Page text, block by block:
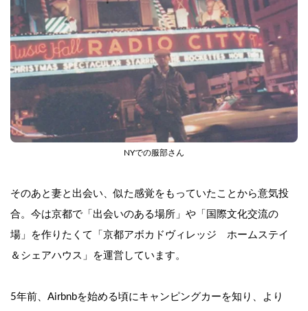
NYでの服部さん
そのあと妻と出会い、似た感覚をもっていたことから意気投
合。今は京都で「出会いのある場所」や「国際文化交流の
場」を作りたくて「京都アボカドヴィレッジ　ホームステイ
＆シェアハウス」を運営しています。
5年前、Airbnbを始める頃にキャンピングカーを知り、より